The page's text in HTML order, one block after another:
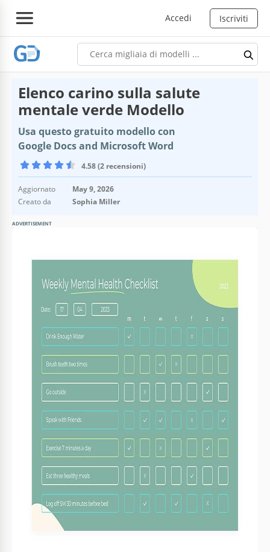
Accedi Iscriviti
Elenco carino sulla salute
mentale verde Modello
Usa questo gratuito modello con
Google Docs and Microsoft Word
4.58 (2 recensioni)
Aggiornato
May 9, 2026
Creato da
Sophia Miller
ADVERTISEMENT